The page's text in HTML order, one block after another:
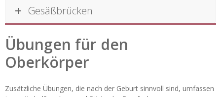
Gesäßbrücken
Übungen für den
Oberkörper
Zusätzliche Übungen, die nach der Geburt sinnvoll sind, umfassen